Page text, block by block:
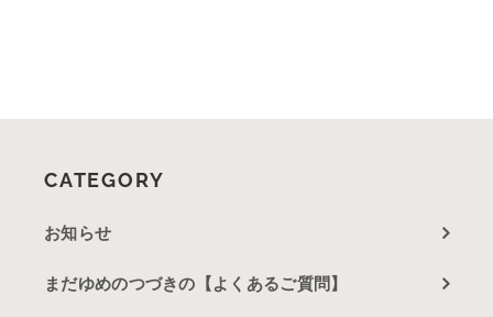
CATEGORY
お知らせ
まだゆめのつづきの【よくあるご質問】